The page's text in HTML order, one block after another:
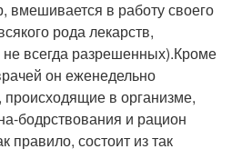
вмешивается в работу своего
рода лекарств,
всегда разрешенных).Кроме
он еженедельно
в организме,
бодрствования и рацион
правило, состоит из так